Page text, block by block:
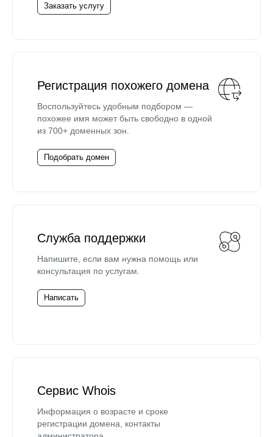
Заказать услугу
Регистрация похожего домена
Воспользуйтесь удобным подбором —
похожее имя может быть свободно в одной
из 700+ доменных зон.
Подобрать домен
Служба поддержки
Напишите, если вам нужна помощь или
консультация по услугам.
Написать
Сервис Whois
Информация о возрасте и сроке
регистрации домена, контакты